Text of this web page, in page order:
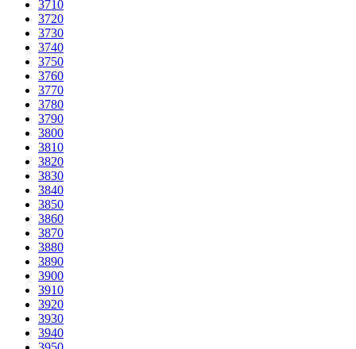
3710
3720
3730
3740
3750
3760
3770
3780
3790
3800
3810
3820
3830
3840
3850
3860
3870
3880
3890
3900
3910
3920
3930
3940